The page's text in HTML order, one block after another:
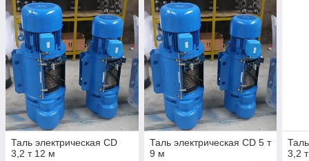
Таль электрическая CD
3,2 т 12 м
Таль электрическая CD 5 т
9 м
3,2